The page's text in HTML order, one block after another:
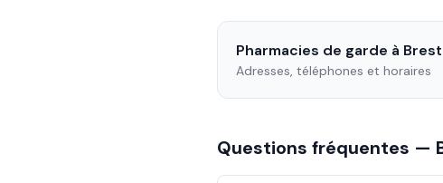
Pharmacies de garde à Brest
Adresses, téléphones et horaires
Questions fréquentes —